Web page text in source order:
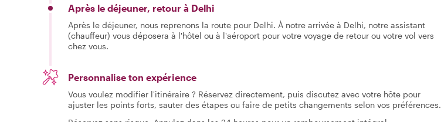
Après le déjeuner, retour à Delhi
Après le déjeuner, nous reprenons la route pour Delhi. À notre arrivée à Delhi, notre assistant
(chauffeur) vous déposera à l'hôtel ou à l'aéroport pour votre voyage de retour ou votre vol vers
chez vous.
Personnalise ton expérience
Vous voulez modifier l'itinéraire ? Réservez directement, puis discutez avec votre hôte pour
ajuster les points forts, sauter des étapes ou faire de petits changements selon vos préférences.